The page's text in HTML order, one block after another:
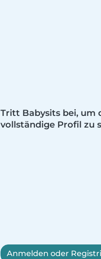
Tritt Babysits bei, um
vollständige Profil zu
Anmelden oder